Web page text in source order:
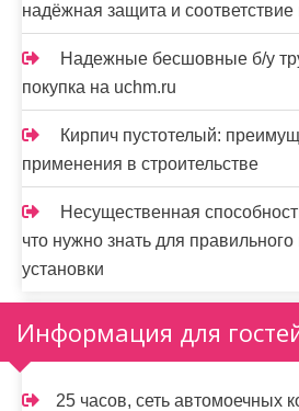
надёжная защита и
Надежные бесшовные б/у
покупка на uchm.ru
Кирпич пустотелый:
применения в строительстве
Несущественная
что нужно знать для
установки
Информация для
25 часов, сеть автомоечных